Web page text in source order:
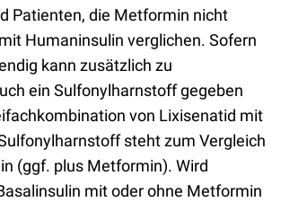
Patienten, die Metformin nicht
Humaninsulin verglichen. Sofern
kann zusätzlich zu
ein Sulfonylharnstoff gegeben
von Lixisenatid mit
steht zum Vergleich
(ggf. plus Metformin). Wird
mit oder ohne Metformin